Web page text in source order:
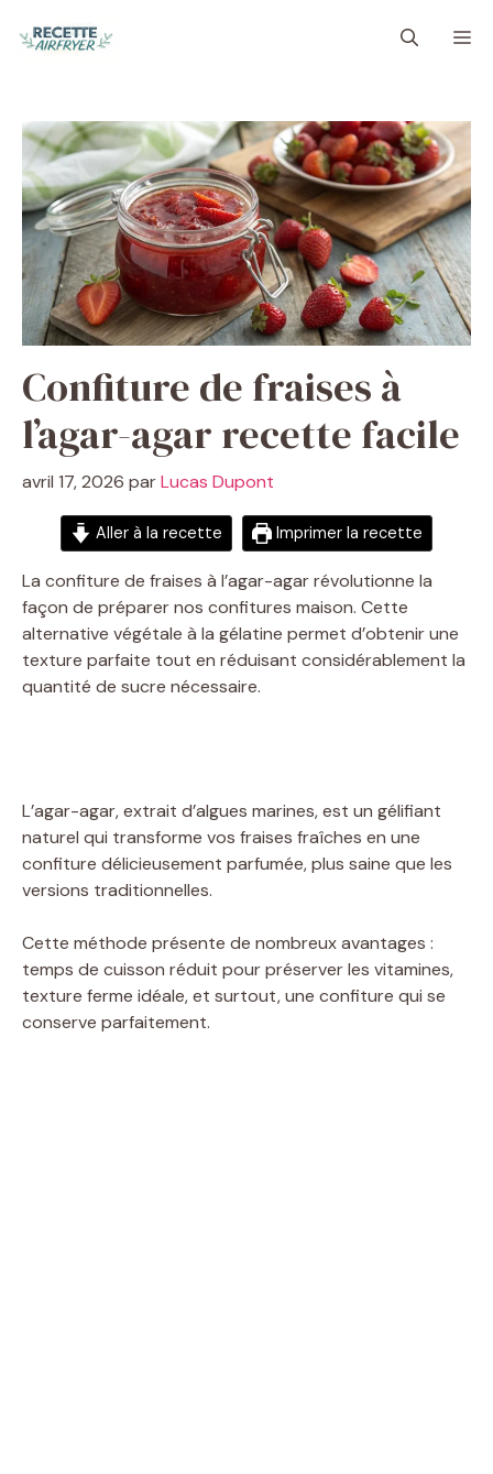
Confiture de fraises à
l’agar-agar recette facile
avril 17, 2026 parLucas Dupont
Aller à la recette Imprimer la recette
La confiture de fraises à l’agar-agar révolutionne la
façon de préparer nos confitures maison. Cette
alternative végétale à la gélatine permet d’obtenir une
texture parfaite tout en réduisant considérablement la
quantité de sucre nécessaire.
L’agar-agar, extrait d’algues marines, est un gélifiant
naturel qui transforme vos fraises fraîches en une
confiture délicieusement parfumée, plus saine que les
versions traditionnelles.
Cette méthode présente de nombreux avantages :
temps de cuisson réduit pour préserver les vitamines,
texture ferme idéale, et surtout, une confiture qui se
conserve parfaitement.